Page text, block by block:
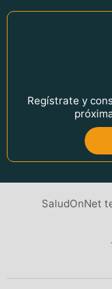
Regístrate y
SaludOnNet